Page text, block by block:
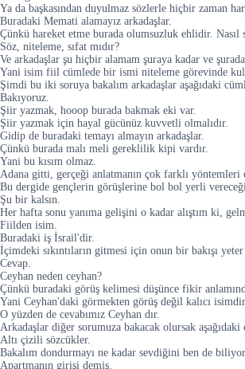
Ya da başkasından duyulmaz sözlerle hiçbir zaman
Buradaki Memati alamayız arkadaşlar.
Çünkü hareket etme burada olumsuzluk ehlidir. Nasıl
Söz, niteleme, sıfat mıdır?
Ve arkadaşlar şu hiçbir alamam şuraya kadar ve
Yani isim fiil cümlede bir ismi niteleme görevinde
Şimdi bu iki soruya bakalım arkadaşlar aşağıdaki
Bakıyoruz.
Şiir yazmak, hooop burada bakmak eki var.
Şiir yazmak için hayal gücünüz kuvvetli olmalıdır.
Gidip de buradaki temayı almayın arkadaşlar.
Çünkü burada malı meli gereklilik kipi vardır.
Yani bu kısım olmaz.
Adana gitti, gerçeği anlatmanın çok farklı
Bu dergide gençlerin görüşlerine bol bol yerli
Şu bir kalsın.
Her hafta sonu yanıma gelişini o kadar alıştım ki,
Fiilden isim.
Buradaki iş İsrail'dir.
İçimdeki sıkıntıların gitmesi için onun bir bakışı
Cevap.
Ceyhan neden ceyhan?
Çünkü buradaki görüş kelimesi düşünce fikir
Yani Ceyhan'daki görmekten görüş değil kalıcı
O yüzden de cevabımız Ceyhan dır.
Arkadaşlar diğer sorumuza bakacak olursak
Altı çizili sözcükler.
Bakalım dondurmayı ne kadar sevdiğini ben de
Apartmanın girişi demiş.